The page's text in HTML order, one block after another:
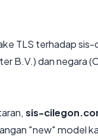
TLS terhadap
B.V.) dan negara
sis-
"new" model